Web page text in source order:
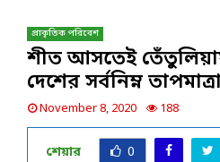
প্রাকৃতিক পরিবেশ
শীত আসতেই
দেশের সর্বনিম্ন
November 8, 2020 188
শেয়ার 0